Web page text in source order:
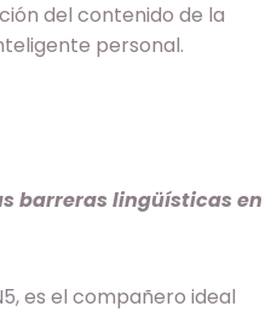
del contenido de la
personal.
barreras lingüísticas en
es el compañero ideal